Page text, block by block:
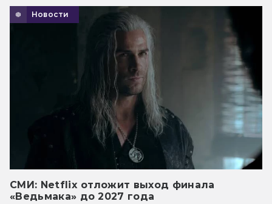
Новости
СМИ: Netflix отложит выход финала
«Ведьмака» до 2027 года